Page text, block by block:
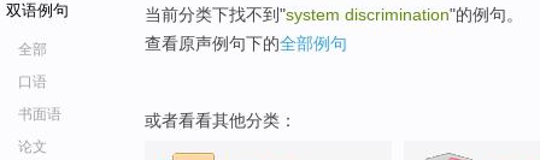
双语例句
全部
口语
书面语
论文
当前分类下找不到"system discrimination"的例句。
查看原声例句下的全部例句
或者看看其他分类：